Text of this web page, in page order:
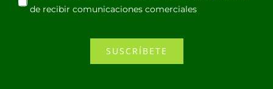
de recibir comunicaciones comerciales
SUSCRÍBETE